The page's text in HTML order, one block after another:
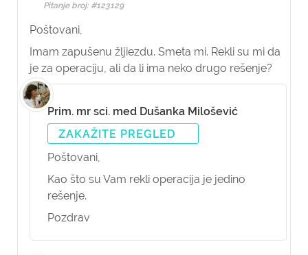
Pitanje broj: #123129
Poštovani,
Imam zapušenu žljiezdu. Smeta mi. Rekli su mi da
je za operaciju, ali da li ima neko drugo rešenje?
Prim. mr sci. med Dušanka Milošević
ZAKAŽITE PREGLED
Poštovani,
Kao što su Vam rekli operacija je jedino
rešenje.
Pozdrav